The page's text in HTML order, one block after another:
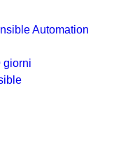
Automation
giorni